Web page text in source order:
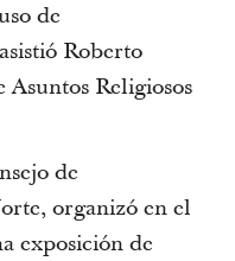
de
Roberto
Religiosos
de
organizó en el
exposición de